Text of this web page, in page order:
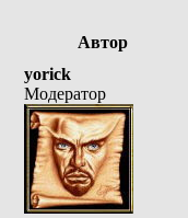
Автор
yorick
Модератор